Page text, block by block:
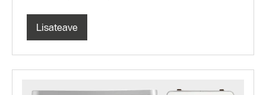
Lisateave